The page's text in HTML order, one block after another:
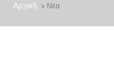
Αρχική > Νέα